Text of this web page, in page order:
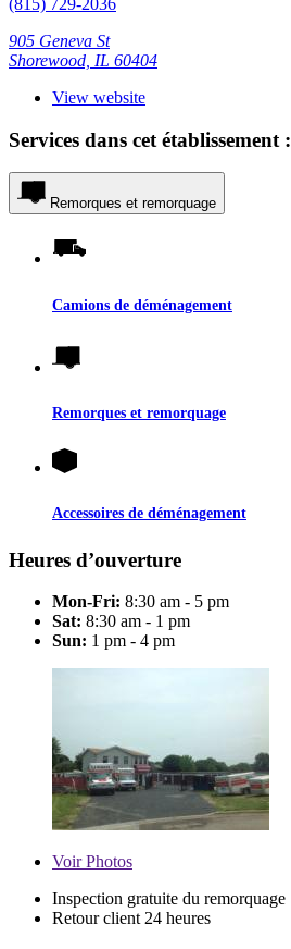
(815) 729-2036
905 Geneva St
Shorewood, IL 60404
View website
Services dans cet établissement :
Remorques et remorquage
Camions de déménagement
Remorques et remorquage
Accessoires de déménagement
Heures d’ouverture
Mon-Fri: 8:30 am - 5 pm
Sat: 8:30 am - 1 pm
Sun: 1 pm - 4 pm
VoirPhotos
Inspection gratuite du remorquage
Retour client 24 heures